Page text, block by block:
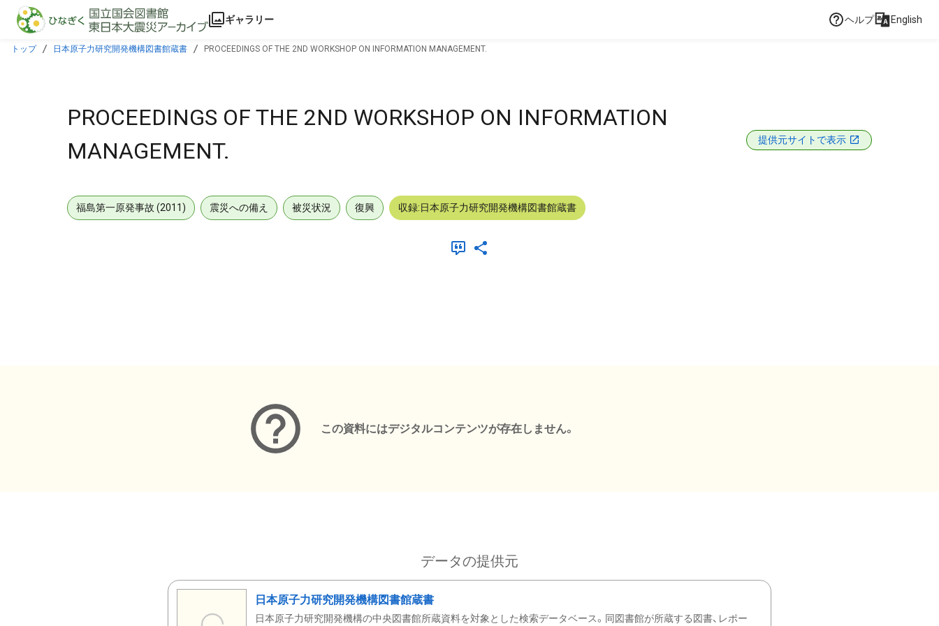
本文に飛ぶ
ギャラリー ヘルプ English
トップ 日本原子力研究開発機構図書館蔵書 PROCEEDINGS OF THE 2ND WORKSHOP ON INFORMATION MANAGEMENT.
PROCEEDINGS OF THE 2ND WORKSHOP ON INFORMATION
MANAGEMENT.
提供元サイトで表示
福島第一原発事故 (2011) 震災への備え 被災状況 復興 収録:日本原子力研究開発機構図書館蔵書
この資料にはデジタルコンテンツが存在しません。
データの提供元
日本原子力研究開発機構図書館蔵書
日本原子力研究開発機構の中央図書館所蔵資料を対象とした検索データベース。同図書館が所蔵する図書、レポー